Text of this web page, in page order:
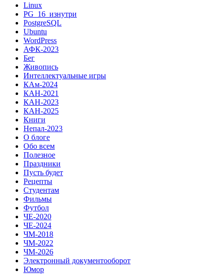
Linux
PG_16_изнутри
PostgreSQL
Ubuntu
WordPress
АФК-2023
Бег
Живопись
Интеллектуальные игры
КАм-2024
КАН-2021
КАН-2023
КАН-2025
Книги
Непал-2023
О блоге
Обо всем
Полезное
Праздники
Пусть будет
Рецепты
Студентам
Фильмы
Футбол
ЧЕ-2020
ЧЕ-2024
ЧМ-2018
ЧМ-2022
ЧМ-2026
Электронный документооборот
Юмор